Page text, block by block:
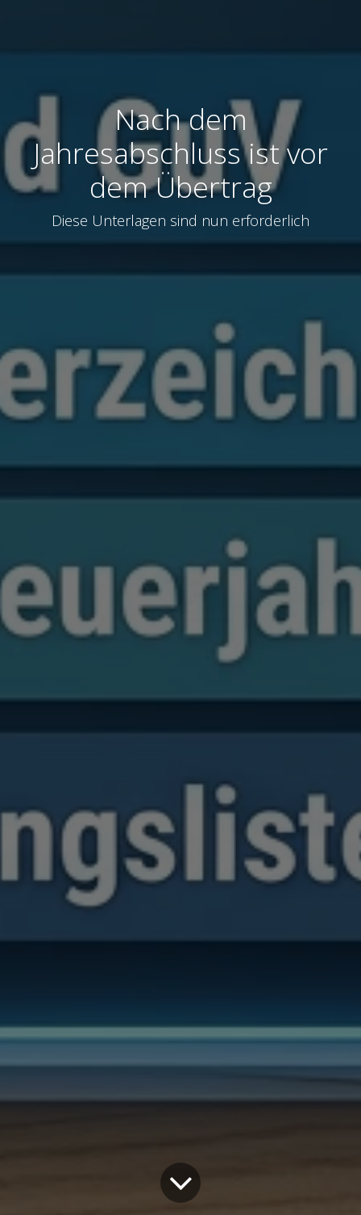
Nach dem
Jahresabschluss ist vor
dem Übertrag
Diese Unterlagen sind nun erforderlich